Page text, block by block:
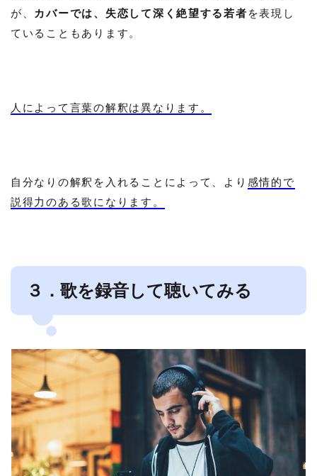
が、 カバーでは、失恋して深く絶望する若者 を表現し
ていることもあります。
人によって言葉の解釈は異なります。
自分なりの解釈を入れることによって、より 感情的で
説得力のある歌になります。
３．歌を録音して聴いてみる